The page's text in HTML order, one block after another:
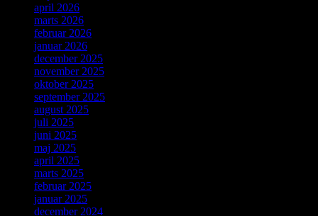
april 2026
marts 2026
februar 2026
januar 2026
december 2025
november 2025
oktober 2025
september 2025
august 2025
juli 2025
juni 2025
maj 2025
april 2025
marts 2025
februar 2025
januar 2025
december 2024